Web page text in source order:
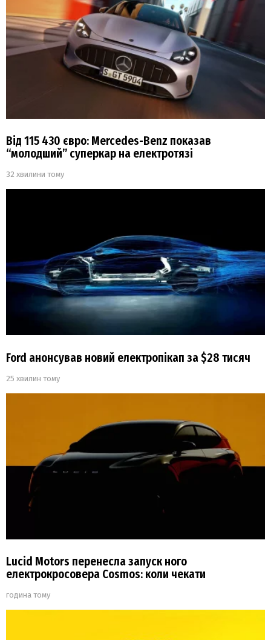
Від 115 430 євро: Mercedes-Benz показав
“молодший” суперкар на електротязі
32 хвилини тому
Ford анонсував новий електропікап за $28 тисяч
25 хвилин тому
Lucid Motors перенесла запуск ного
електрокросовера Cosmos: коли чекати
година тому